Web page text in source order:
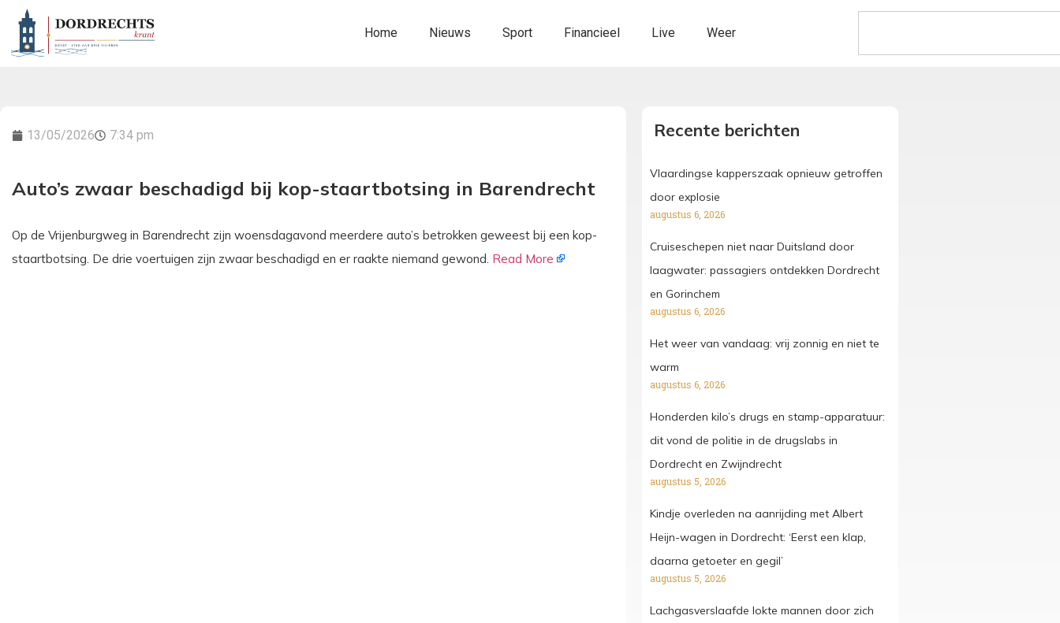
Home Nieuws Sport Financieel Live Weer
13/05/2026 7:34 pm
Auto’s zwaar beschadigd bij kop-staartbotsing in Barendrecht
Op de Vrijenburgweg in Barendrecht zijn woensdagavond meerdere auto’s betrokken geweest bij een kop-
staartbotsing. De drie voertuigen zijn zwaar beschadigd en er raakte niemand gewond. Read More
Recente berichten
Vlaardingse kapperszaak opnieuw getroffen
door explosie
augustus 6, 2026
Cruiseschepen niet naar Duitsland door
laagwater: passagiers ontdekken Dordrecht
en Gorinchem
augustus 6, 2026
Het weer van vandaag: vrij zonnig en niet te
warm
augustus 6, 2026
Honderden kilo’s drugs en stamp-apparatuur:
dit vond de politie in de drugslabs in
Dordrecht en Zwijndrecht
augustus 5, 2026
Kindje overleden na aanrijding met Albert
Heijn-wagen in Dordrecht: ‘Eerst een klap,
daarna getoeter en gegil’
augustus 5, 2026
Lachgasverslaafde lokte mannen door zich